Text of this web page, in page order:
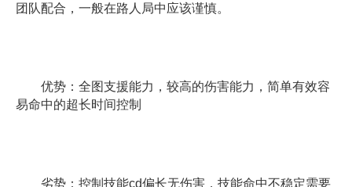
团队配合，一般在路人局中应该谨慎。
优势：全图支援能力，较高的伤害能力，简单有效容
易命中的超长时间控制
劣势：控制技能cd偏长无伤害，技能命中不稳定需要